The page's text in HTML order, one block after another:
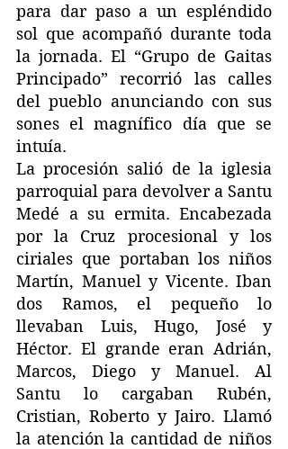
para dar paso a un espléndido
sol que acompañó durante toda
la jornada. El “Grupo de Gaitas
Principado” recorrió las calles
del pueblo anunciando con sus
sones el magnífico día que se
intuía.
La procesión salió de la iglesia
parroquial para devolver a Santu
Medé a su ermita. Encabezada
por la Cruz procesional y los
ciriales que portaban los niños
Martín, Manuel y Vicente. Iban
dos Ramos, el pequeño lo
llevaban Luis, Hugo, José y
Héctor. El grande eran Adrián,
Marcos, Diego y Manuel. Al
Santu lo cargaban Rubén,
Cristian, Roberto y Jairo. Llamó
la atención la cantidad de niños